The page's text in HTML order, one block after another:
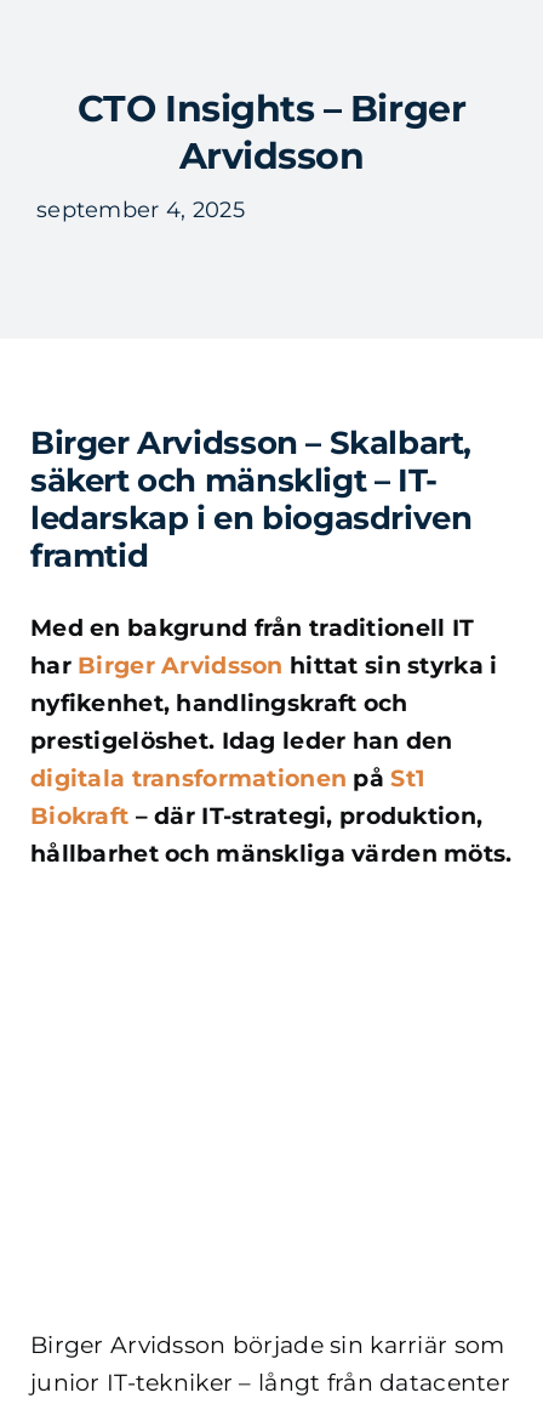
innehålletCTO Insights – Birger
Arvidsson
september 4, 2025
Birger Arvidsson – Skalbart,
säkert och mänskligt – IT-
ledarskap i en biogasdriven
framtid
Med en bakgrund från traditionell IT
har Birger Arvidsson hittat sin styrka i
nyfikenhet, handlingskraft och
prestigelöshet. Idag leder han den
digitala transformationen påSt1
Biokraft – där IT-strategi, produktion,
hållbarhet och mänskliga värden möts.
Birger Arvidsson började sin karriär som
junior IT-tekniker – långt från datacenter